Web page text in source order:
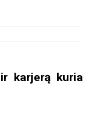
karjerą kuria